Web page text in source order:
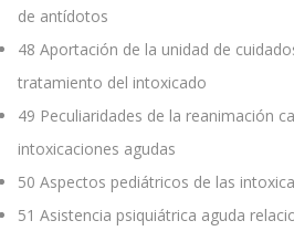
de antídotos
48 Aportación de la unidad de
tratamiento del intoxicado
49 Peculiaridades de la reanimación
intoxicaciones agudas
50 Aspectos pediátricos de las
51 Asistencia psiquiátrica aguda